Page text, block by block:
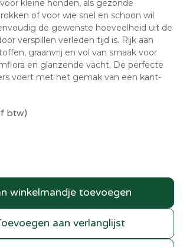
kleine honden, als gezonde
of voor wie snel en schoon wil
de gewenste hoeveelheid uit de
verspillen verleden tijd is. Rijk aan
graanvrij en vol van smaak voor
en glanzende vacht. De perfecte
voert met het gemak van een kant-
btw)
winkelmandje toevoegen
aan verlanglijst